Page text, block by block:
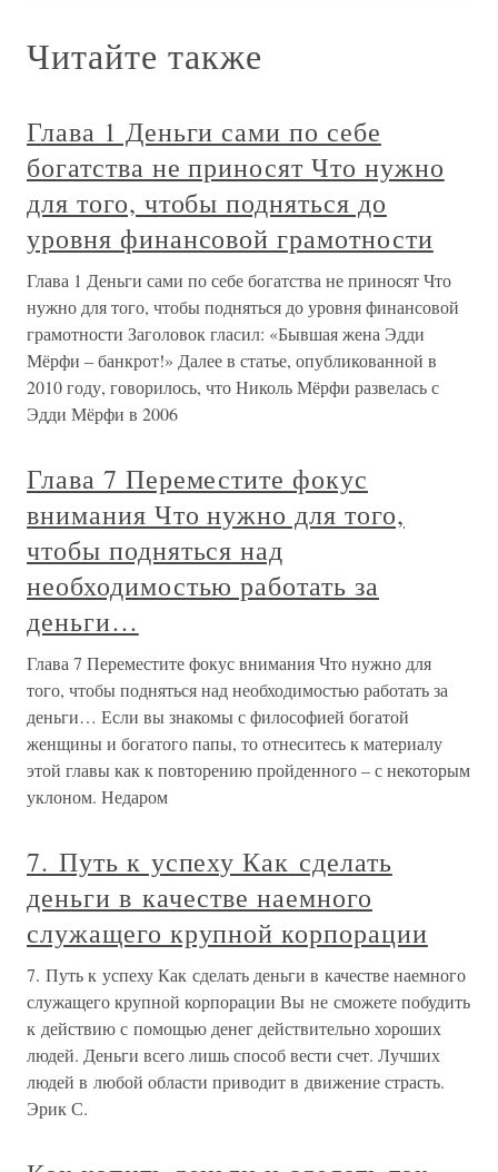
Читайте также
Глава 1 Деньги сами по себе
богатства не приносят Что нужно
для того, чтобы подняться до
уровня финансовой грамотности
Глава 1 Деньги сами по себе богатства не приносят Что
нужно для того, чтобы подняться до уровня финансовой
грамотности Заголовок гласил: «Бывшая жена Эдди
Мёрфи – банкрот!» Далее в статье, опубликованной в
2010 году, говорилось, что Николь Мёрфи развелась с
Эдди Мёрфи в 2006
Глава 7 Переместите фокус
внимания Что нужно для того,
чтобы подняться над
необходимостью работать за
деньги…
Глава 7 Переместите фокус внимания Что нужно для
того, чтобы подняться над необходимостью работать за
деньги… Если вы знакомы с философией богатой
женщины и богатого папы, то отнеситесь к материалу
этой главы как к повторению пройденного – с некоторым
уклоном. Недаром
7. Путь к успеху Как сделать
деньги в качестве наемного
служащего крупной корпорации
7. Путь к успеху Как сделать деньги в качестве наемного
служащего крупной корпорации Вы не сможете побудить
к действию с помощью денег действительно хороших
людей. Деньги всего лишь способ вести счет. Лучших
людей в любой области приводит в движение страсть.
Эрик С.